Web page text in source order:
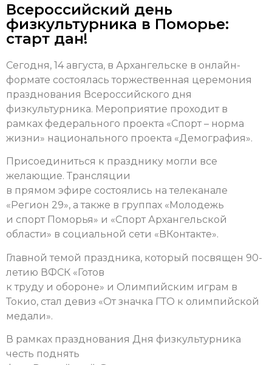
Всероссийский день
физкультурника в Поморье:
старт дан!
Сегодня, 14 августа, в Архангельске в онлайн-
формате состоялась торжественная церемония
празднования Всероссийского дня
физкультурника. Мероприятие проходит в
рамках федерального проекта «Спорт – норма
жизни» национального проекта «Демография».
Присоединиться к празднику могли все
желающие. Трансляции
в прямом эфире состоялись на телеканале
«Регион 29», а также в группах «Молодежь
и спорт Поморья» и «Спорт Архангельской
области» в социальной сети «ВКонтакте».
Главной темой праздника, который посвящен 90-
летию ВФСК «Готов
к труду и обороне» и Олимпийским играм в
Токио, стал девиз «От значка ГТО к олимпийской
медали».
В рамках празднования Дня физкультурника
честь поднять